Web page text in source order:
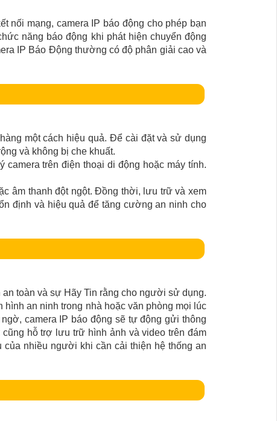
nối mạng, camera IP báo động cho phép bạn
năng báo động khi phát hiện chuyển động
IP Báo Động thường có độ phân giải cao và
một cách hiệu quả. Để cài đặt và sử dụng
và không bị che khuất.
camera trên điện thoại di động hoặc máy tính.
âm thanh đột ngột. Đồng thời, lưu trữ và xem
định và hiệu quả để tăng cường an ninh cho
toàn và sự Hãy Tin rằng cho người sử dụng.
an ninh trong nhà hoặc văn phòng mọi lúc
camera IP báo động sẽ tự động gửi thông
hỗ trợ lưu trữ hình ảnh và video trên đám
nhiều người khi cần cải thiện hệ thống an